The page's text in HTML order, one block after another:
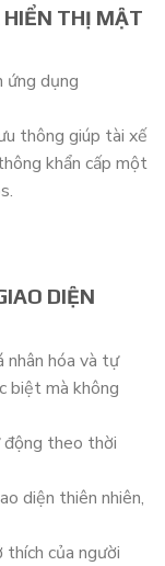
HIỂN THỊ MẬT
ứng dụng
thông giúp tài xế
khẩn cấp một
DIỆN
nhân hóa và tự
biệt mà không
theo thời
diện thiên nhiên,
thích của người